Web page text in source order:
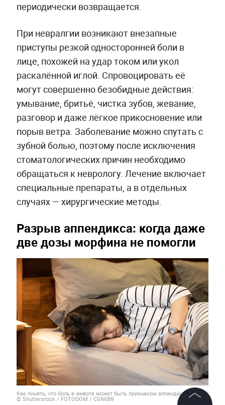
периодически возвращается.
При невралгии возникают внезапные
приступы резкой односторонней боли в
лице, похожей на удар током или укол
раскалённой иглой. Спровоцировать её
могут совершенно безобидные действия:
умывание, бритьё, чистка зубов, жевание,
разговор и даже лёгкое прикосновение или
порыв ветра. Заболевание можно спутать с
зубной болью, поэтому после исключения
стоматологических причин необходимо
обращаться к неврологу. Лечение включает
специальные препараты, а в отдельных
случаях — хирургические методы.
Разрыв аппендикса: когда даже
две дозы морфина не помогли
Как понять, что боль в животе может быть признаком аппендицита. Фото
© Shutterstock / FOTODOM / CGN089